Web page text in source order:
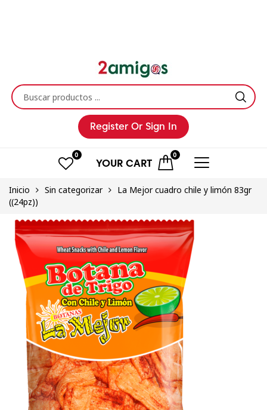
Register Or Sign In
0 0
YOUR CART
Inicio Sin categorizar
La Mejor cuadro chile y limón 83gr
((24pz))